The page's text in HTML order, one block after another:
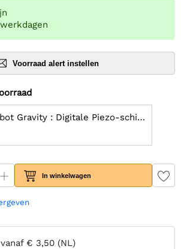
Voorraad alert instellen
Gravity : Digitale Piezo-schijfvibratiesensor
In winkelwagen
€ 3,50 (NL)